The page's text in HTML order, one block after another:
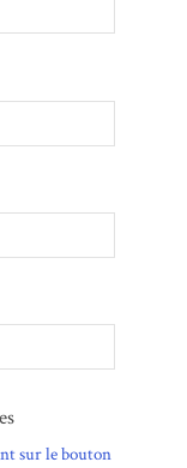
sur le bouton